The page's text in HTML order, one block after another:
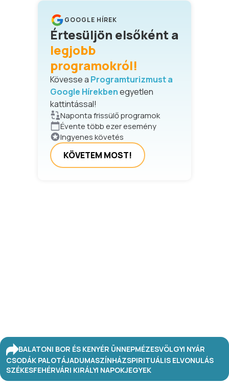
GOOGLE HÍREK
Értesüljön elsőként a
legjobb
programokról!
Kövesse a Programturizmust a
Google Hírekbenegyetlen
kattintással!
Naponta frissülő programok
Évente több ezer esemény
Ingyenes követés
KÖVETEM MOST!
BALATONI BOR ÉS KENYÉR ÜNNEPMÉZESVÖLGYI NYÁR
CSODÁK PALOTÁJADUMASZÍNHÁZSPIRITUÁLIS ELVONULÁS
SZÉKESFEHÉRVÁRI KIRÁLYI NAPOKJEGYEK